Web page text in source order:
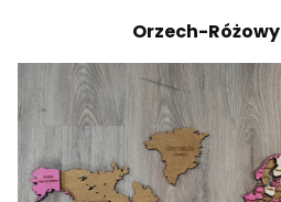
Orzech-